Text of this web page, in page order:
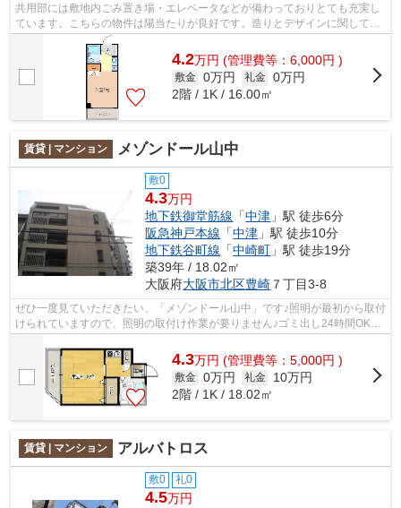
共用部には敷地内ごみ置き場・エレベータなどが備わっておりとても充実し
ています。こちらの物件は陽当たりが良好です。造りとデザインに関して、
自信をもって情報を提供できるマンシ...
4.2万円 (管理費等：6,000円 )
敷金 0万円 礼金 0万円
2階 / 1K / 16.00㎡
賃貸 | マンション メゾンドール山中
敷0
4.3万円
地下鉄御堂筋線 「中津 」駅 徒歩6分
阪急神戸本線 「中津 」駅 徒歩10分
地下鉄谷町線 「中崎町 」駅 徒歩19分
築39年 / 18.02㎡
大阪府大阪市北区豊崎 ７丁目3-8
ぜひ一度見ていただきたい、「メゾンドール山中」です♪照明が最初から取付
けられていますので、照明の取付け作業が要りません♪ゴミ出し24時間OKな
ので、夜遅い帰宅でもご近所を気にせ...
4.3万円 (管理費等：5,000円 )
敷金 0万円 礼金
10万円
2階 / 1K / 18.02㎡
賃貸 | マンション アルバトロス
敷0 礼0
4.5万円